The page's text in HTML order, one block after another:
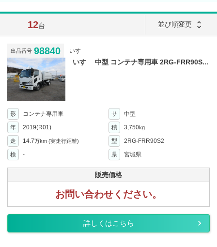
12台 並び順変更 unfold_more
出品番号 98840 いすゞ
いすゞ 中型 コンテナ専用車 2RG-FRR90S...
形 コンテナ専用車 サ
中型
年
2019(R01) 積 3,750kg
走 14.7万km (実走行距離) 型
2RG-FRR90S2
検
- 県 宮城県
販売価格
お問い合わせください。
詳しくはこちら